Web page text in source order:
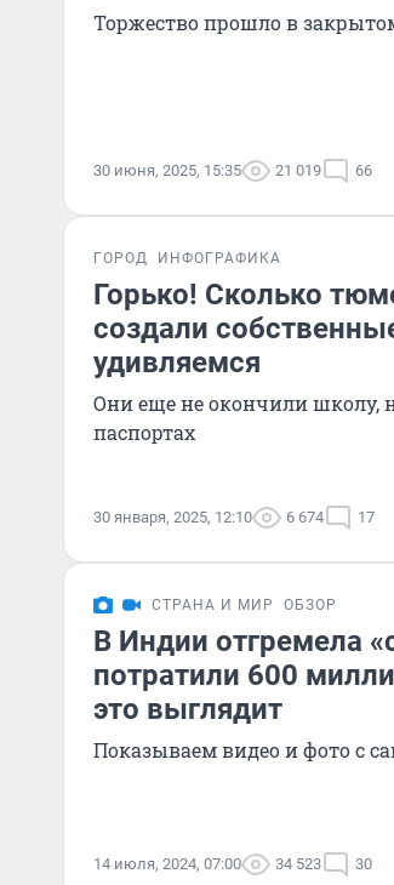
Торжество прошло в
30 июня, 2025, 15:35 21 019 66
ГОРОД ИНФОГРАФИКА
Горько! Сколько
создали
удивляемся
Они еще не окончили школу,
паспортах
30 января, 2025, 12:10 6 674 17
СТРАНА И МИР ОБЗОР
В Индии отгремела
потратили 600
это выглядит
Показываем видео и фото с
14 июля, 2024, 07:00 34 523 30